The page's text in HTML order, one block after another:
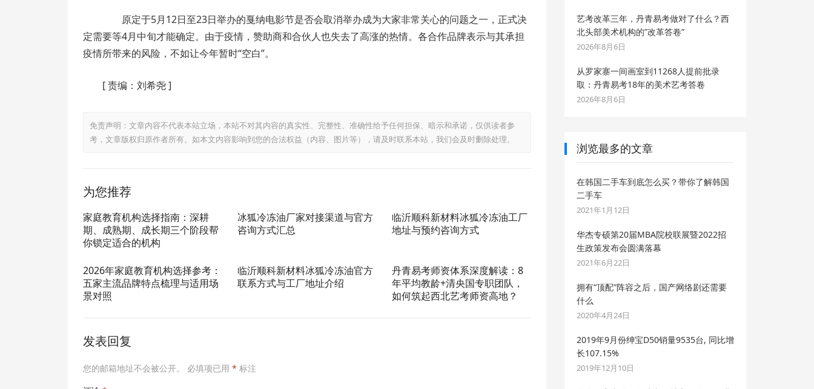
原定于5月12日至23日举办的戛纳电影节是否会取消举办成为大家非常关心的问题之一，正式决
定需要等4月中旬才能确定。由于疫情，赞助商和合伙人也失去了高涨的热情。各合作品牌表示与其承担
疫情所带来的风险，不如让今年暂时“空白”。
[责编：刘希尧]
免责声明：文章内容不代表本站立场，本站不对其内容的真实性、完整性、准确性给予任何担保、暗示和承诺，仅供读者参
考，文章版权归原作者所有。如本文内容影响到您的合法权益（内容、图片等），请及时联系本站，我们会及时删除处理。
为您推荐
家庭教育机构选择指南：深耕
期、成熟期、成长期三个阶段帮
你锁定适合的机构
冰狐冷冻油厂家对接渠道与官方
咨询方式汇总
临沂顺科新材料冰狐冷冻油工厂
地址与预约咨询方式
2026年家庭教育机构选择参考：
五家主流品牌特点梳理与适用场
景对照
临沂顺科新材料冰狐冷冻油官方
联系方式与工厂地址介绍
丹青易考师资体系深度解读：8
年平均教龄+清央国专职团队，
如何筑起西北艺考师资高地？
发表回复
您的邮箱地址不会被公开。 必填项已用 * 标注
艺考改革三年，丹青易考做对了什么？西
北头部美术机构的”改革答卷”
2026年8月6日
从罗家寨一间画室到11268人提前批录
取：丹青易考18年的美术艺考答卷
2026年8月6日
浏览最多的文章
在韩国二手车到底怎么买？带你了解韩国
二手车
2021年1月12日
华杰专硕第20届MBA院校联展暨2022招
生政策发布会圆满落幕
2021年6月22日
拥有“顶配”阵容之后，国产网络剧还需要
什么
2020年4月24日
2019年9月份绅宝D50销量9535台, 同比增
长107.15%
2019年12月10日